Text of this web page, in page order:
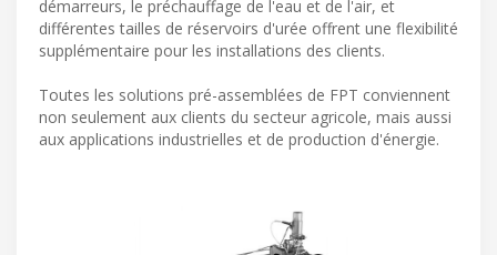
démarreurs, le préchauffage de l'eau et de l'air, et
différentes tailles de réservoirs d'urée offrent une flexibilité
supplémentaire pour les installations des clients.
Toutes les solutions pré-assemblées de FPT conviennent
non seulement aux clients du secteur agricole, mais aussi
aux applications industrielles et de production d'énergie.